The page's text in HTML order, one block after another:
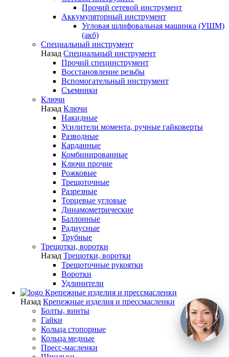
Прочий сетевой инструмент
Аккумуляторный инструмент
Угловая шлифовальная машинка (УШМ)
(акб)
Специальный инструмент
Назад Специальный инструмент
Прочий специнструмент
Восстановление резьбы
Вспомогательный инструмент
Съемники
Ключи
Назад Ключи
Накидные
Усилители момента, ручные гайковерты
Разводные
Карданные
Комбинированные
Ключи прочие
Рожковые
Трещоточные
Разрезные
Торцевые угловые
Динамометрические
Баллонные
Радиусные
Трубные
Трещотки, воротки
Назад Трещотки, воротки
Трещоточные рукоятки
Воротки
Удлинители
Крепежные изделия и прессмасленки
Назад Крепежные изделия и прессмасленки
Болты, винты
Гайки
Кольца стопорные
Кольца медные
Пресс-масленки